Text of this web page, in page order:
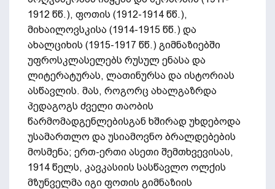
1912 წწ.), ფოთის (1912-1914 წწ.),
მიხაილოვსკისა (1914-1915 წწ.) და
ახალციხის (1915-1917 წწ.) გიმნაზიებში
უფროსკლასელებს რუსულ ენასა და
ლიტერატურას, ლათინურსა და ისტორიას
ასწავლის. მას, როგორც ახალგაზრდა
პედაგოგს ძველი თაობის
წარმომადგენლებისგან ხშირად უხდებოდა
უსამართლო და უსიამოვნო ბრალდებების
მოსმენა; ერთ-ერთი ასეთი შემთხვევისას,
1914 წელს, კავკასიის სასწავლო ოლქის
მზუნველმა იგი ფოთის გიმნაზიის